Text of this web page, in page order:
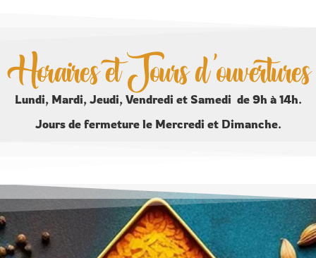
Horaires et Jours d'ouvertures
Lundi, Mardi, Jeudi, Vendredi et Samedi de 9h à 14h.
Jours de fermeture le Mercredi et Dimanche.